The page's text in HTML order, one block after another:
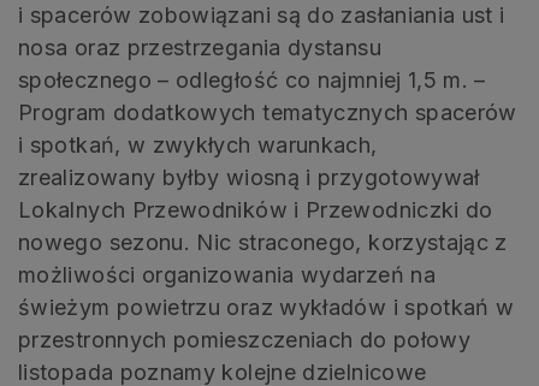
i spacerów zobowiązani są do zasłaniania ust i
nosa oraz przestrzegania dystansu
społecznego – odległość co najmniej 1,5 m. –
Program dodatkowych tematycznych spacerów
i spotkań, w zwykłych warunkach,
zrealizowany byłby wiosną i przygotowywał
Lokalnych Przewodników i Przewodniczki do
nowego sezonu. Nic straconego, korzystając z
możliwości organizowania wydarzeń na
świeżym powietrzu oraz wykładów i spotkań w
przestronnych pomieszczeniach do połowy
listopada poznamy kolejne dzielnicowe